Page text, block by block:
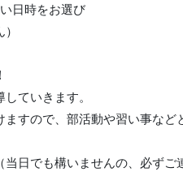
日時をお選び
ていきます。
すので、部活動や習い事など
日でも構いませんの、必ずご